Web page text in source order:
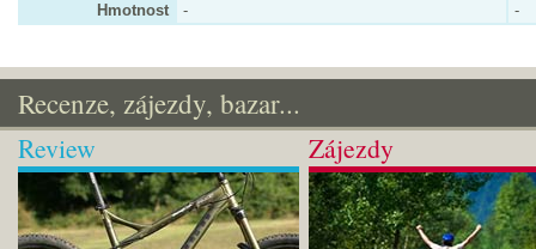
Hmotnost
- -
Recenze, zájezdy, bazar...
Review Zájezdy